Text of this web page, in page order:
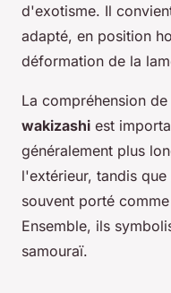
d'exotisme. Il
adapté, en position
déformation de la
La compréhension de
wakizashi est
généralement plus
l'extérieur, tandis
souvent porté
Ensemble, ils
samouraï.